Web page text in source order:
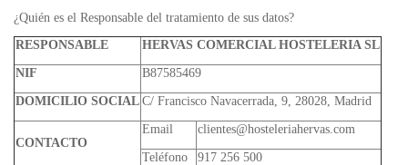
¿Quién es el Responsable del tratamiento de sus datos?
RESPONSABLE
HERVAS COMERCIAL HOSTELERIA SL
NIF B87585469
DOMICILIO SOCIAL C/ Francisco Navacerrada, 9, 28028, Madrid
CONTACTO
Email clientes@hosteleriahervas.com
Teléfono
917 256 500